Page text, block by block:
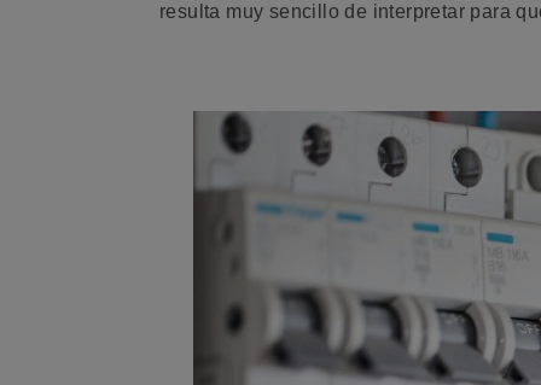
resulta muy sencillo de interpretar para